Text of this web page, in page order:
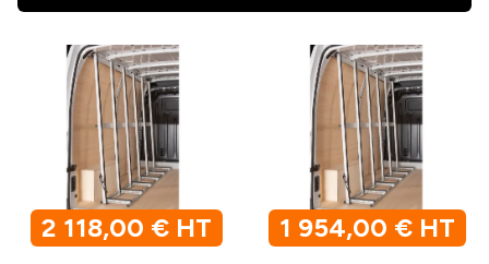
2 118,00 € HT 1 954,00 € HT